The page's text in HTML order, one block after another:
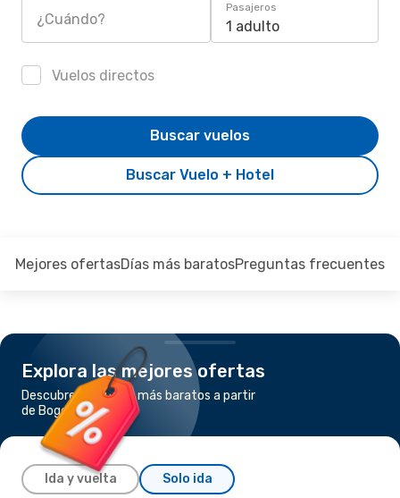
¿Cuándo?
Pasajeros
1 adulto
Vuelos directos
Buscar Vuelo + Hotel
Buscar vuelos
Mejores ofertasDías más baratosPreguntas frecuentes
Explora las mejores ofertas
Descubre los vuelos más baratos a partir
de Bogotá a Miami
Ida y vuelta Solo ida